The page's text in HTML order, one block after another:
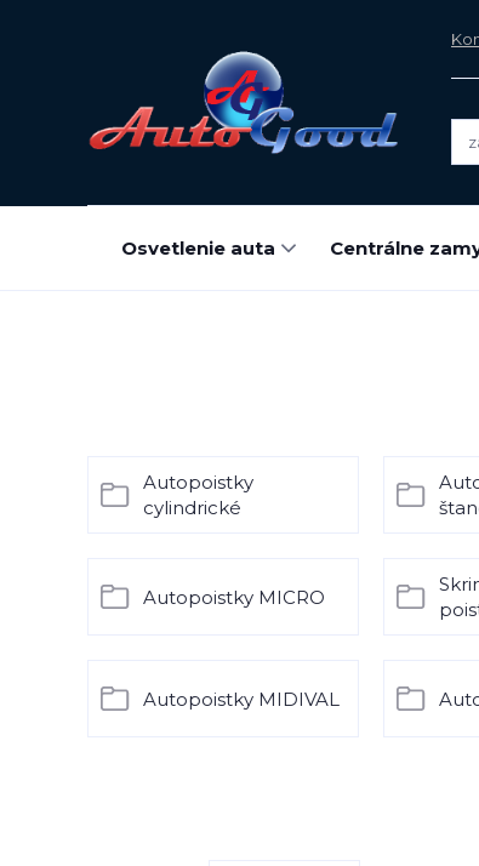
Osvetlenie auta Centrálne
Autopoistky
cylindrické
Autopoistky MICRO
Autopoistky MIDIVAL